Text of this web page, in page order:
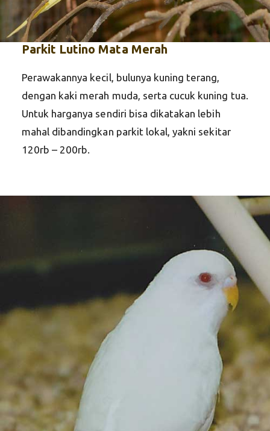
Parkit Lutino Mata Merah
Perawakannya kecil, bulunya kuning terang,
dengan kaki merah muda, serta cucuk kuning tua.
Untuk harganya sendiri bisa dikatakan lebih
mahal dibandingkan parkit lokal, yakni sekitar
120rb – 200rb.